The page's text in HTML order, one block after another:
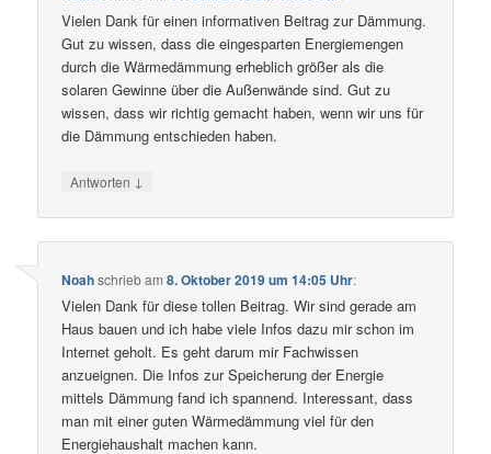
Vielen Dank für einen informativen Beitrag zur Dämmung.
Gut zu wissen, dass die eingesparten Energiemengen
durch die Wärmedämmung erheblich größer als die
solaren Gewinne über die Außenwände sind. Gut zu
wissen, dass wir richtig gemacht haben, wenn wir uns für
die Dämmung entschieden haben.
Antworten ↓
Noahschriebam8. Oktober 2019 um 14:05 Uhr:
Vielen Dank für diese tollen Beitrag. Wir sind gerade am
Haus bauen und ich habe viele Infos dazu mir schon im
Internet geholt. Es geht darum mir Fachwissen
anzueignen. Die Infos zur Speicherung der Energie
mittels Dämmung fand ich spannend. Interessant, dass
man mit einer guten Wärmedämmung viel für den
Energiehaushalt machen kann.